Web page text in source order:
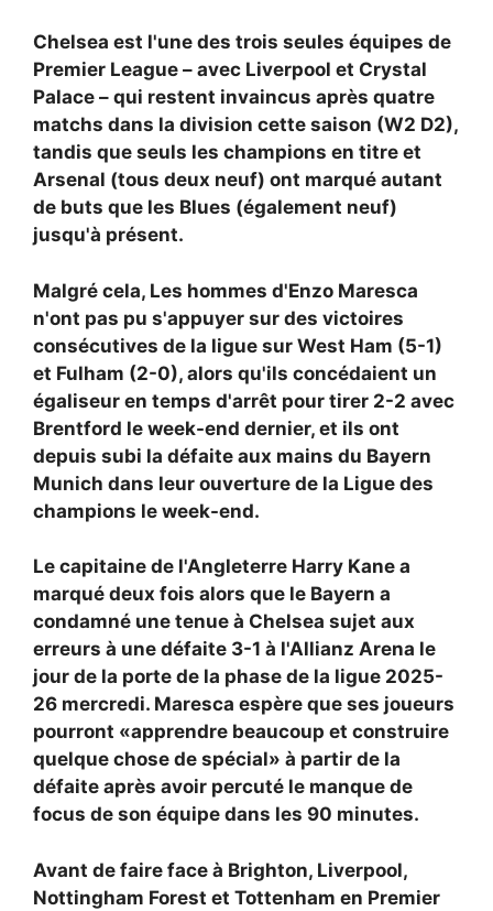
Chelsea est l'une des trois seules équipes de
Premier League – avec Liverpool et Crystal
Palace – qui restent invaincus après quatre
matchs dans la division cette saison (W2 D2),
tandis que seuls les champions en titre et
Arsenal (tous deux neuf) ont marqué autant
de buts que les Blues (également neuf)
jusqu'à présent.
Malgré cela, Les hommes d'Enzo Maresca
n'ont pas pu s'appuyer sur des victoires
consécutives de la ligue sur West Ham (5-1)
et Fulham (2-0), alors qu'ils concédaient un
égaliseur en temps d'arrêt pour tirer 2-2 avec
Brentford le week-end dernier, et ils ont
depuis subi la défaite aux mains du Bayern
Munich dans leur ouverture de la Ligue des
champions le week-end.
Le capitaine de l'Angleterre Harry Kane a
marqué deux fois alors que le Bayern a
condamné une tenue à Chelsea sujet aux
erreurs à une défaite 3-1 à l'Allianz Arena le
jour de la porte de la phase de la ligue 2025-
26 mercredi. Maresca espère que ses joueurs
pourront «apprendre beaucoup et construire
quelque chose de spécial» à partir de la
défaite après avoir percuté le manque de
focus de son équipe dans les 90 minutes.
Avant de faire face à Brighton, Liverpool,
Nottingham Forest et Tottenham en Premier